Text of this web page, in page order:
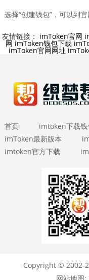
选择“创建钱包”，可以到
友情链接： imToken官网
网 imToken钱包下载
imToken官网网址
首页 imtoken下载钱
imToken最新版本
imtoken官方下载
Copyright © 2002-